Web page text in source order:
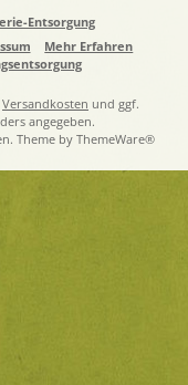
Entsorgung
Mehr Erfahren
Versandkosten und ggf.
angegeben.
Theme by ThemeWare®